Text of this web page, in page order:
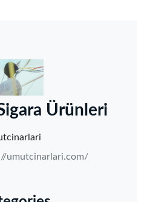
Ürünleri‌
umutcinarlari.com/